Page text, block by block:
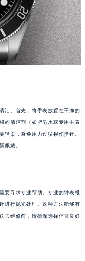
洁。首先，将手表放置在干净的
的清洁剂（如肥皂水或专用手表
轻柔，避免用力过猛损伤指针。
佩戴。
要寻求专业帮助。专业的钟表维
进行抛光处理。这种方法能够有
去维修前，请确保选择信誉良好